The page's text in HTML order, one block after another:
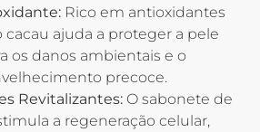
Rico em antioxidantes
cacau ajuda a proteger a pele
os danos ambientais e o
precoce.
Revitalizantes:O sabonete de
a regeneração celular,